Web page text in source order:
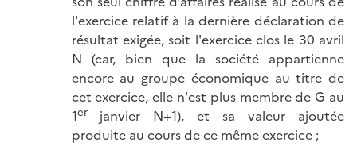
l'exercice relatif à la dernière déclaration de
résultat exigée, soit l'exercice clos le 30 avril
N (car, bien que la société appartienne
encore au groupe économique au titre de
cet exercice, elle n'est plus membre de G au
1erjanvier N+1), et sa valeur ajoutée
produite au cours de ce même exercice ;